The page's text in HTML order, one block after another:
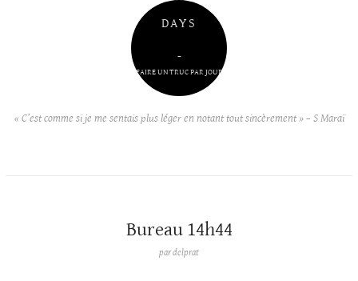
DAYS
–
FAIRE UN TRUC PAR JOUR
« C’est comme si je me sentais plus léger en notant tout sincèrement » – S Maraï
Bureau 14h44
pardelprat